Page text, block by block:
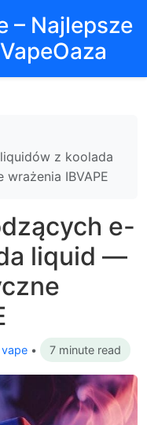
– Najlepsze
z koolada
IBVAPE
e-
liquid —
vape • 7 minute read